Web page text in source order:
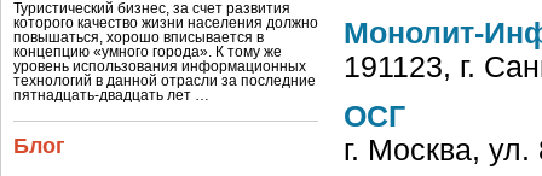
Туристический бизнес, за счет развития
которого качество жизни населения должно
повышаться, хорошо вписывается в
концепцию «умного города». К тому же
уровень использования информационных
технологий в данной отрасли за последние
пятнадцать-двадцать лет …
Блог
Монолит-
191123, г.
ОСГ
г. Москва,